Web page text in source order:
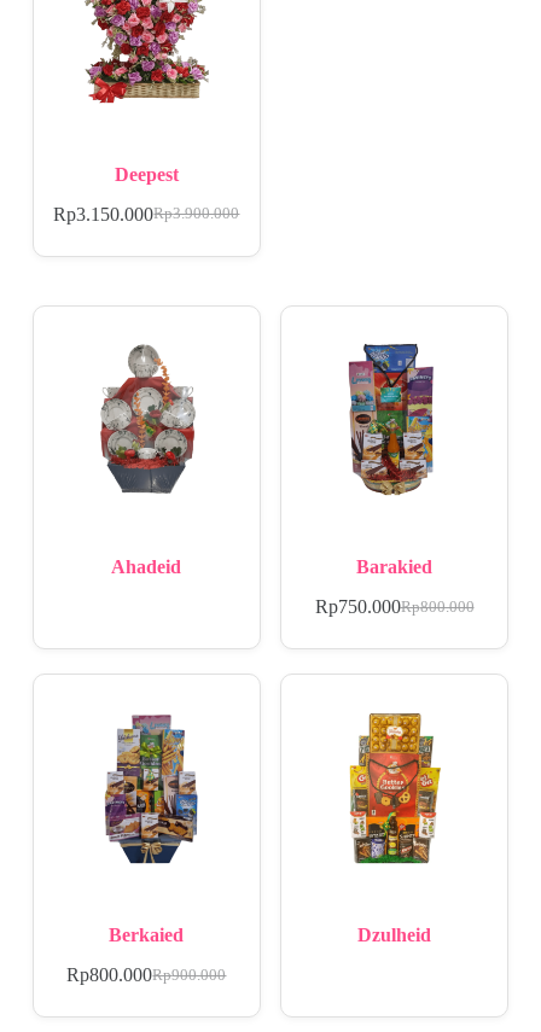
Deepest
Rp3.900.000
Rp3.150.000
Ahadeid Barakied
Rp800.000
Rp750.000
Berkaied
Rp900.000
Rp800.000
Dzulheid